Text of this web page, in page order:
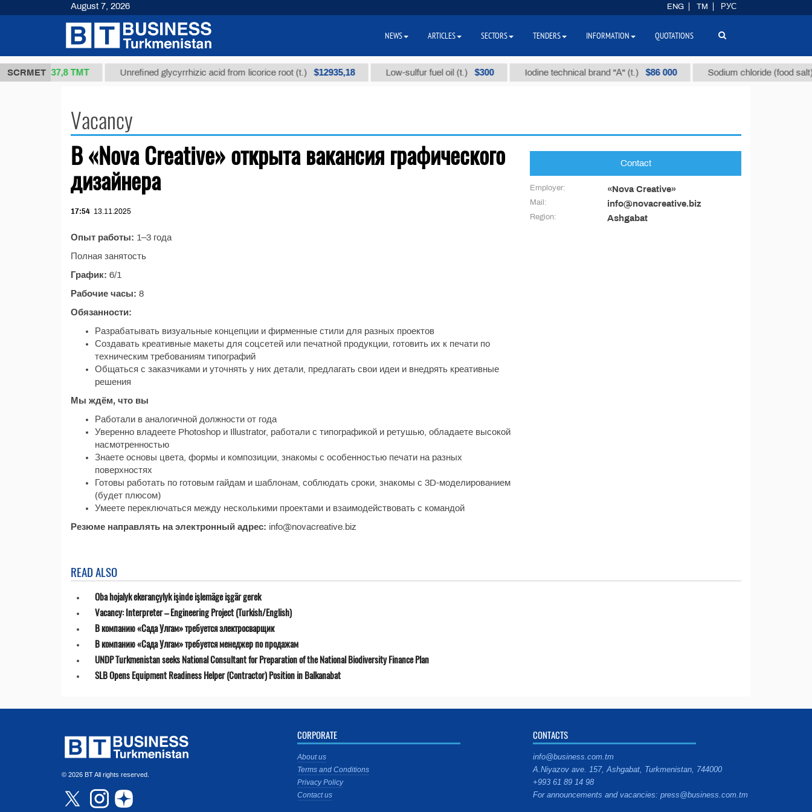
SCRMET
1(kg.) 37,8 ТМТ Unrefined glycyrrhizic acid from licorice root (t.) $12935,18 Low-sulfur fuel oil (t.) $300 Iodine technical brand "А" (t.) $86 000 Sodium chloride (food salt)
Vacancy
В «Nova Creative» открыта вакансия графического
дизайнера
17:54 13.11.2025
Опыт работы: 1–3 года
Полная занятость
График: 6/1
Рабочие часы: 8
Обязанности:
Разрабатывать визуальные концепции и фирменные стили для разных проектов
Создавать креативные макеты для соцсетей или печатной продукции, готовить их к печати по
техническим требованиям типографий
Общаться с заказчиками и уточнять у них детали, предлагать свои идеи и внедрять креативные
решения
Мы ждём, что вы
Работали в аналогичной должности от года
Уверенно владеете Photoshop и Illustrator, работали с типографикой и ретушью, обладаете высокой
насмотренностью
Знаете основы цвета, формы и композиции, знакомы с особенностью печати на разных
поверхностях
Готовы работать по готовым гайдам и шаблонам, соблюдать сроки, знакомы с 3D-моделированием
(будет плюсом)
Умеете переключаться между несколькими проектами и взаимодействовать с командой
Резюме направлять на электронный адрес: info@novacreative.biz
Contact
Employer: «Nova Creative»
Mail: info@novacreative.biz
Region: Ashgabat
READ ALSO
Oba hojalyk ekerançylyk işinde işlemäge işgär gerek
Vacancy: Interpreter – Engineering Project (Turkish/English)
В компанию «Сада Улгам» требуется электросварщик
В компанию «Сада Улгам» требуется менеджер по продажам
UNDP Turkmenistan seeks National Consultant for Preparation of the National Biodiversity Finance Plan
SLB Opens Equipment Readiness Helper (Contractor) Position in Balkanabat
© 2026 BT All rights reserved.
CORPORATE
About us
Terms and Conditions
Privacy Policy
Contact us
CONTACTS
info@business.com.tm
A.Niyazov ave. 157, Ashgabat, Turkmenistan, 744000
+993 61 89 14 98
For announcements and vacancies: press@business.com.tm
August 7, 2026 ENG TM РУС
NEWS ARTICLES SECTORS TENDERS INFORMATION QUOTATIONS